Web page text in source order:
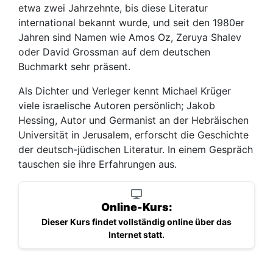
etwa zwei Jahrzehnte, bis diese Literatur
international bekannt wurde, und seit den 1980er
Jahren sind Namen wie Amos Oz, Zeruya Shalev
oder David Grossman auf dem deutschen
Buchmarkt sehr präsent.
Als Dichter und Verleger kennt Michael Krüger
viele israelische Autoren persönlich; Jakob
Hessing, Autor und Germanist an der Hebräischen
Universität in Jerusalem, erforscht die Geschichte
der deutsch-jüdischen Literatur. In einem Gespräch
tauschen sie ihre Erfahrungen aus.
Online-Kurs:
Dieser Kurs findet vollständig online über das
Internet statt.